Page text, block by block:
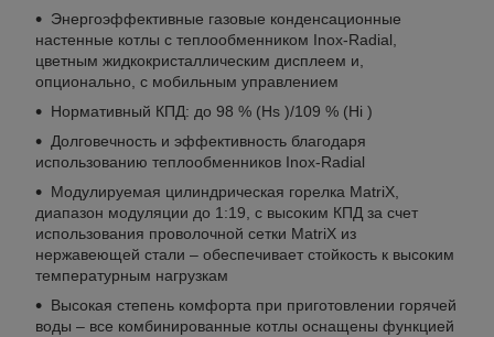
Энергоэффективные газовые конденсационные
настенные котлы с теплообменником Inox-Radial,
цветным жидкокристаллическим дисплеем и,
опционально, с мобильным управлением
Нормативный КПД: до 98 % (Hs )/109 % (Hi )
Долговечность и эффективность благодаря
использованию теплообменников Inox-Radial
Модулируемая цилиндрическая горелка MatriX,
диапазон модуляции до 1:19, с высоким КПД за счет
использования проволочной сетки MatriX из
нержавеющей стали – обеспечивает стойкость к высоким
температурным нагрузкам
Высокая степень комфорта при приготовлении горячей
воды – все комбинированные котлы оснащены функцией